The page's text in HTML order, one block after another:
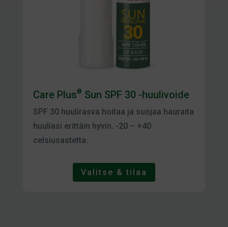
Care Plus® Sun SPF 30 -huulivoide
SPF 30 huulirasva hoitaa ja suojaa hauraita
huuliasi erittäin hyvin. -20 – +40
celsiusastetta.
Valitse & tilaa